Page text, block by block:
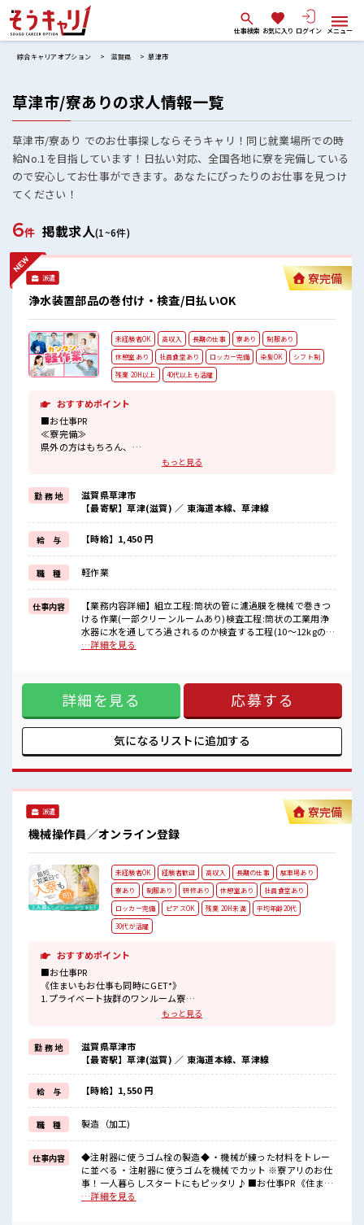
仕事検索 お気に入り ログイン メニュー
綜合キャリアオプション 滋賀県 草津市
草津市/寮ありの求人情報一覧
草津市/寮あり でのお仕事探しならそうキャリ！同じ就業場所での時
給No.1を目指しています！日払い対応、全国各地に寮を完備している
ので安心してお仕事ができます。あなたにぴったりのお仕事を見つけ
てください！
6件 掲載求人(1~6件)
派遣
浄水装置部品の巻付け・検査/日払いOK
寮完備
未経験者OK 高収入 長期の仕事 寮あり
制服あり
休憩室あり
社員食堂あり ロッカー完備 染髪OK
シフト制
残業 20H以上
40代以上も活躍
おすすめポイント
■お仕事PR
≪寮完備≫
県外の方はもちろん、
通勤にはちょっと遠い…という県内の方もOK！
休日は自宅でゆっくり、
なんて働き方もできます！
≪残業で収入アップ≫
高収入を希望される方にオススメ。
残業は月20時間以上あります♪
≪髪色自由で自分らしく働く≫
明るすぎたり奇抜でなければ基本的に自由！
(規定有)≪ラクラク制服アリ≫
制服があるので、
毎日の服装の悩み解消♪
≪様々なお仕事をご提案≫
一人で悩まず気軽に相談できる、
派遣のお仕事です！
派手すぎなければ多少のヘアカラーもOKなのはウレシイPoint☆
仕事の合間の息抜きは休憩室で♪
持ち物が多いあなたにもぴったり☆
ロッカー付き職場♪
もっと見る
勤 務 地
滋賀県草津市
【最寄駅】草津(滋賀) ／ 東海道本線、草津線
給 与 【時給】1,450 円
職 種 軽作業
仕事内容
【業務内容詳細】組立工程:筒状の管に濾過膜を機械で巻きつ
ける作業(一部クリーンルームあり)検査工程:筒状の工業用浄
水器に水を通してろ過されるのか検査する工程(10～12kgのも
のを機械にセットして取り出す作業)・チームで協力して作業
われる筒状のろ過装置の製造 ※寮アリのお仕事！一人暮らし
スタートにもピッタリ♪ ■お仕事PR ≪寮完備≫ 県外の方はも
ちろん、 通勤にはちょっと遠い…という県内の方もOK！ 出
勤日は寮住まい、 休日は自宅でゆっくり、 なんて働き方もで
きます！ ≪残業で収入アップ≫ 高収入を希望される方にオス
スメ。 残業は月20時間以上あります♪ ≪髪色自由で自分らし
有)≪ラクラク制服アリ≫ 制服があるので、 毎日の服装の悩
み解消♪ ≪様々なお仕事をご提案≫ 一人で悩まず気軽に相談
ば多少のヘアカラーもOKなのはウレシイPoint☆ 仕事の合間
の息抜きは休憩室で♪ 持ち物が多いあなたにもぴったり☆ ロ
ッカー付き職場♪
…詳細を見る
詳細を見る 応募する
気になるリストに追加する
派遣
機械操作員／オンライン登録
寮完備
未経験者OK 経験者歓迎 高収入 長期の仕事
駐車場あり
寮あり
制服あり 研修あり 休憩室あり
社員食堂あり
ロッカー完備
ピアスOK 残業 20H未満
平均年齢20代
30代が活躍
おすすめポイント
■お仕事PR
《住まいもお仕事も同時にGET*》
1.プライベート抜群のワンルーム寮
2.TV/冷蔵庫/洗濯機/エアコン/電子レンジ備え付け
4.寮周辺にコンビニ・スーパー・ドラッグストアあり
5.赴任時は現地までの移動交通費も規定支給！
《やる気みなぎる手当付き*》
・初回更新の2ヶ月後に 3万円
・6ヶ月後に 5万円
・1年後に 7万円
トータル 15万円 の入社祝金がもらえます！
■職場の雰囲気
《10代～30代の男性スタッフさんも活躍中》
とってもキレイな職場です☆
空調完備でカイテキ♪
もっと見る
勤 務 地
滋賀県草津市
【最寄駅】草津(滋賀) ／ 東海道本線、草津線
給 与 【時給】1,550 円
職 種 製造（加工)
仕事内容
◆注射器に使うゴム栓の製造◆ ・機械が練った材料をトレー
に並べる ・注射器に使うゴムを機械でカット ※寮アリのお仕
事！一人暮らしスタートにもピッタリ♪ ■お仕事PR 《住まい
もお仕事も同時にGET*》 1.プライベート抜群のワンルーム寮
…詳細を見る